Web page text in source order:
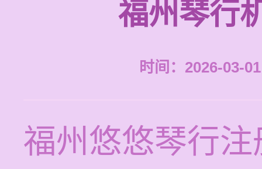
福州琴行
时间：2026-03-
福州悠悠琴行